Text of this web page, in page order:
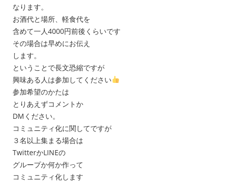
なります。
お酒代と場所、軽食代を
含めて一人4000円前後くらいです
その場合は早めにお伝え
します。
ということで長文恐縮ですが
興味ある人は参加してください
参加希望のかたは
とりあえずコメントか
DMください。
コミュニティ化に関してですが
３名以上集まる場合は
TwitterかLINEの
グループか何か作って
コミュニティ化します